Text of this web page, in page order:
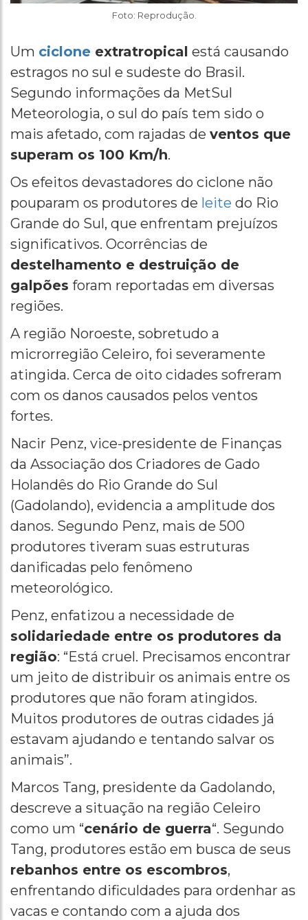
Foto: Reprodução.
Um ciclone extratropical está causando
estragos no sul e sudeste do Brasil.
Segundo informações da MetSul
Meteorologia, o sul do país tem sido o
mais afetado, com rajadas de ventos que
superam os 100 Km/h.
Os efeitos devastadores do ciclone não
pouparam os produtores de leite do Rio
Grande do Sul, que enfrentam prejuízos
significativos. Ocorrências de
destelhamento e destruição de
galpões foram reportadas em diversas
regiões.
A região Noroeste, sobretudo a
microrregião Celeiro, foi severamente
atingida. Cerca de oito cidades sofreram
com os danos causados pelos ventos
fortes.
Nacir Penz, vice-presidente de Finanças
da Associação dos Criadores de Gado
Holandês do Rio Grande do Sul
(Gadolando), evidencia a amplitude dos
danos. Segundo Penz, mais de 500
produtores tiveram suas estruturas
danificadas pelo fenômeno
meteorológico.
Penz, enfatizou a necessidade de
solidariedade entre os produtores da
região: “Está cruel. Precisamos encontrar
um jeito de distribuir os animais entre os
produtores que não foram atingidos.
Muitos produtores de outras cidades já
estavam ajudando e tentando salvar os
animais”.
Marcos Tang, presidente da Gadolando,
descreve a situação na região Celeiro
como um “cenário de guerra“. Segundo
Tang, produtores estão em busca de seus
rebanhos entre os escombros,
enfrentando dificuldades para ordenhar as
vacas e contando com a ajuda dos